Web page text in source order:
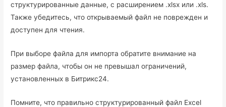
структурированные данные, с расширением .xlsx или .xls.
Также убедитесь, что открываемый файл не поврежден и
доступен для чтения.
При выборе файла для импорта обратите внимание на
размер файла, чтобы он не превышал ограничений,
установленных в Битрикс24.
Помните, что правильно структурированный файл Excel